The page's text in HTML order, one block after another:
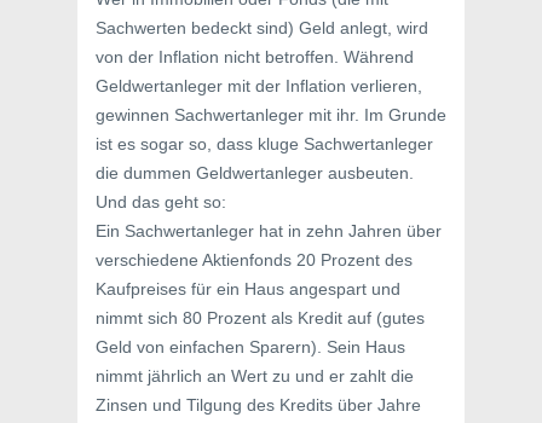
Sachwerten bedeckt sind) Geld anlegt, wird
von der Inflation nicht betroffen. Während
Geldwertanleger mit der Inflation verlieren,
gewinnen Sachwertanleger mit ihr. Im Grunde
ist es sogar so, dass kluge Sachwertanleger
die dummen Geldwertanleger ausbeuten.
Und das geht so:
Ein Sachwertanleger hat in zehn Jahren über
verschiedene Aktienfonds 20 Prozent des
Kaufpreises für ein Haus angespart und
nimmt sich 80 Prozent als Kredit auf (gutes
Geld von einfachen Sparern). Sein Haus
nimmt jährlich an Wert zu und er zahlt die
Zinsen und Tilgung des Kredits über Jahre